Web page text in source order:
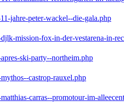
jahre-peter-wackel--die-gala.php
mission-fox-in-der-vestarena-in-
ski-party--northeim.php
castrop-rauxel.php
carras--promotour-im-